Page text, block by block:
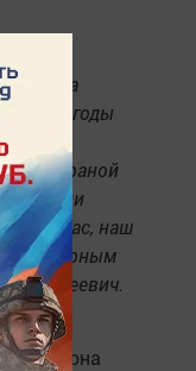
Родина
было в годы
так
страной
парни
нас, наш
под мирным
Алексеевич.
района